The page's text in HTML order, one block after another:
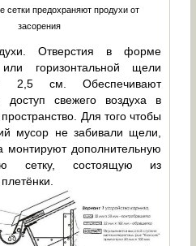
сетки предохраняют продухи от
засорения
Отверстия в форме
или горизонтальной щели
2,5 см. Обеспечивают
доступ свежего воздуха в
Для того чтобы
мусор не забивали щели,
монтируют дополнительную
сетку, состоящую из